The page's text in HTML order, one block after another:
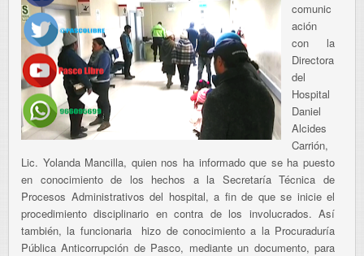
comunic
ación
con la
Directora
del
Hospital
Daniel
Alcides
Carrión,
Lic. Yolanda Mancilla, quien nos ha informado que se ha puesto
en conocimiento de los hechos a la Secretaría Técnica de
Procesos Administrativos del hospital, a fin de que se inicie el
procedimiento disciplinario en contra de los involucrados. Así
también, la funcionaria hizo de conocimiento a la Procuraduría
Pública Anticorrupción de Pasco, mediante un documento, para